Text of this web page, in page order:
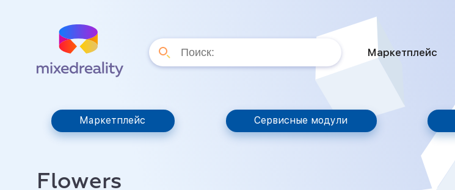
Маркетплейс
Маркетплейс Сервисные модули
Flowers